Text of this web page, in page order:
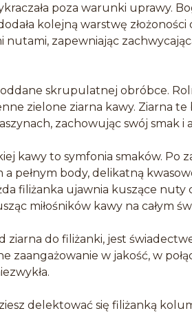
poza warunki uprawy.
kolejną warstwę
zapewniając
skrupulatnej obróbce.
zielone ziarna kawy. Ziarna
zachowując swój smak i
kawy to symfonia smaków. Po
pełnym body, delikatną
filiżanka ujawnia kuszące
miłośników kawy na całym
ziarna do filiżanki, jest
zaangażowanie w jakość, w
delektować się filiżanką